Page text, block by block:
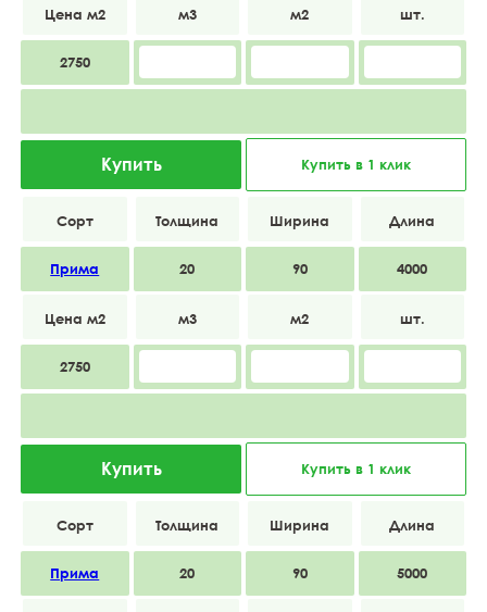
2750
Купить Купить в 1 клик
Прима 20 90 4000
2750
Купить Купить в 1 клик
Прима 20 90 5000